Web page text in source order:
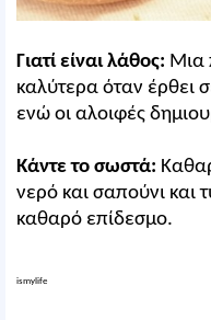
Γιατί είναι λάθος: Μια
καλύτερα όταν έρθει
ενώ οι αλοιφές
Κάντε το σωστά:
νερό και σαπούνι και
καθαρό επίδεσμο.
ismylife